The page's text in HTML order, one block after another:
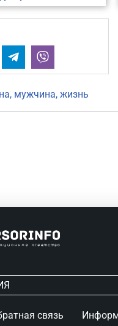
WhatsAppTelegram
мужчина жизнь
связь